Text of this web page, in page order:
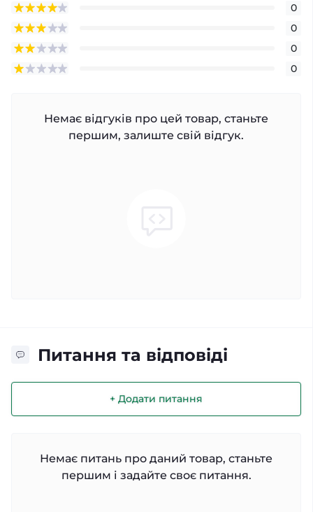
0
0
0
0
Немає відгуків про цей товар, станьте
першим, залиште свій відгук.
Питання та відповіді
+ Додати питання
Немає питань про даний товар, станьте
першим і задайте своє питання.